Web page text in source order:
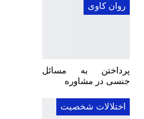
روان کاوی
پرداختن به مسائل
جنسی در مشاوره
اختلالات شخصیت